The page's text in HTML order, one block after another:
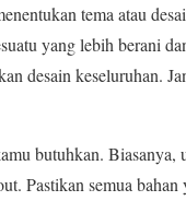
tema atau
yang lebih berani
desain keseluruhan.
butuhkan.
Pastikan semua